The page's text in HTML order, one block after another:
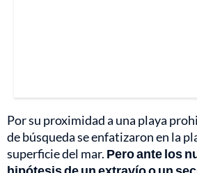
Por su proximidad a una playa
de búsqueda se enfatizaron en la
superficie del mar. Pero ante los